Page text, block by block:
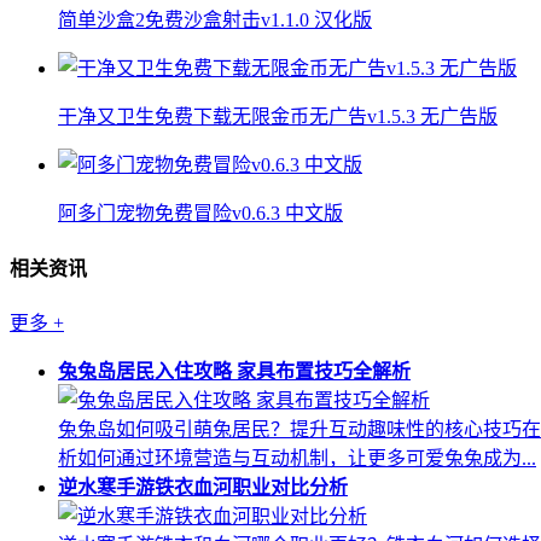
简单沙盒2免费沙盒射击v1.1.0 汉化版
干净又卫生免费下载无限金币无广告v1.5.3 无广告版
阿多门宠物免费冒险v0.6.3 中文版
相关资讯
更多 +
兔兔岛居民入住攻略 家具布置技巧全解析
兔兔岛如何吸引萌兔居民？提升互动趣味性的核心技巧
析如何通过环境营造与互动机制，让更多可爱兔兔成为...
逆水寒手游铁衣血河职业对比分析